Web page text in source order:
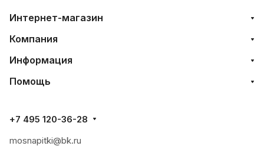
Интернет-магазин
Компания
Информация
Помощь
+7 495 120-36-28
mosnapitki@bk.ru